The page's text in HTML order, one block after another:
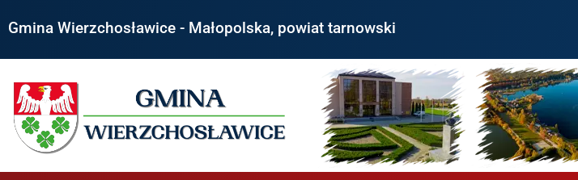
Gmina Wierzchosławice - Małopolska, powiat tarnowski